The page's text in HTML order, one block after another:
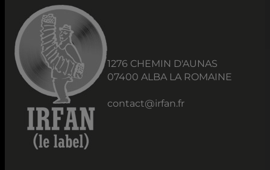
1276 CHEMIN D'AUNAS
07400 ALBA LA ROMAINE
contact@irfan.fr